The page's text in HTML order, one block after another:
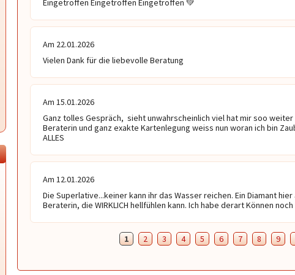
Faith
Blockadelösung in allen Bereichen,
Hellsichtige und Hellfühlende
ab wo Du stehst! Auf Wunsch auch
SPECIALS
Glücksorte:
Eingetroffen Eingetroffen Eingetroffen 💚
Am 22.01.2026
Vielen Dank für die liebevolle Beratung
Am 15.01.2026
Ganz tolles Gespräch,  sieht unwahrscheinlich viel hat mir soo
Beraterin und ganz exakte Kartenlegung weiss nun woran ich bin
ALLES
Am 12.01.2026
Die Superlative...keiner kann ihr das Wasser reichen. Ein Diamant
Beraterin, die WIRKLICH hellfühlen kann. Ich habe derart Können
1 2 3 4 5 6 7 8 9